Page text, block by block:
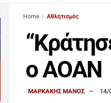
Home Αθλητισμός
ο ΑΟΑΝ
ΜΑΡΚΑΚΗΣ ΜΑΝΟΣ 14/